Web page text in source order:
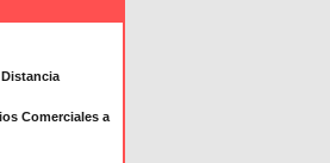
Comerciales a